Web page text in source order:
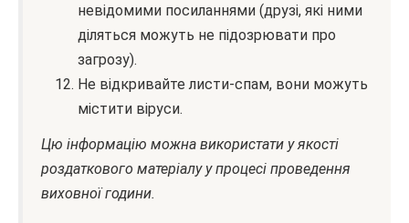
невідомими посиланнями (друзі, які ними
діляться можуть не підозрювати про
загрозу).
Не відкривайте листи-спам, вони можуть
містити віруси.
Цю інформацію можна використати у якості
роздаткового матеріалу у процесі проведення
виховної години.